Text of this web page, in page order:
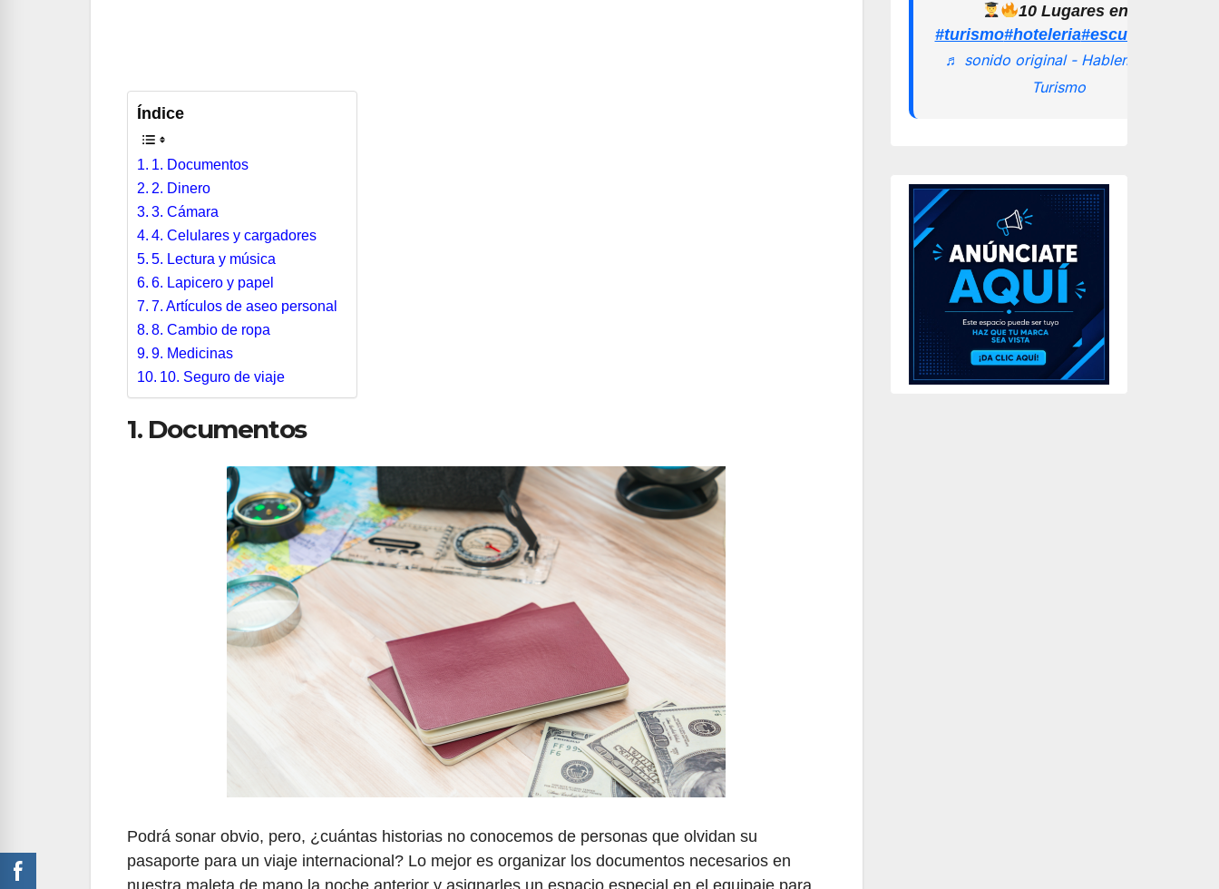
Índice
1. Documentos
2. Dinero
3. Cámara
4. Celulares y cargadores
5. Lectura y música
6. Lapicero y papel
7. Artículos de aseo personal
8. Cambio de ropa
9. Medicinas
10. Seguro de viaje
1. Documentos
Podrá sonar obvio, pero, ¿cuántas historias no conocemos de personas que olvidan su
pasaporte para un viaje internacional? Lo mejor es organizar los documentos necesarios en
nuestra maleta de mano la noche anterior y asignarles un espacio especial en el equipaje para
10 Lugares en los que
#turismo#hoteleria
♬ sonido original - Hablemos de
Turismo